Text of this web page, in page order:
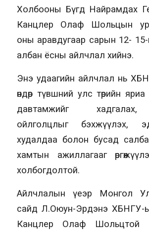
Холбооны Бүгд Найрамдах
Канцлер Олаф Шольцын
оны аравдугаар сарын 12-
албан ёсны айлчлал хийнэ.
Энэ удаагийн айлчлал нь
өндөр түвшний улс төрийн
давтамжийг
ойлголцлыг бэхжүүлэх,
худалдаа болон бусад
хамтын ажиллагааг
холбогдолтой.
Айлчлалын үеэр Монгол
сайд Л.Оюун-Эрдэнэ ХБНГУ-
Канцлер Олаф Шольцтой